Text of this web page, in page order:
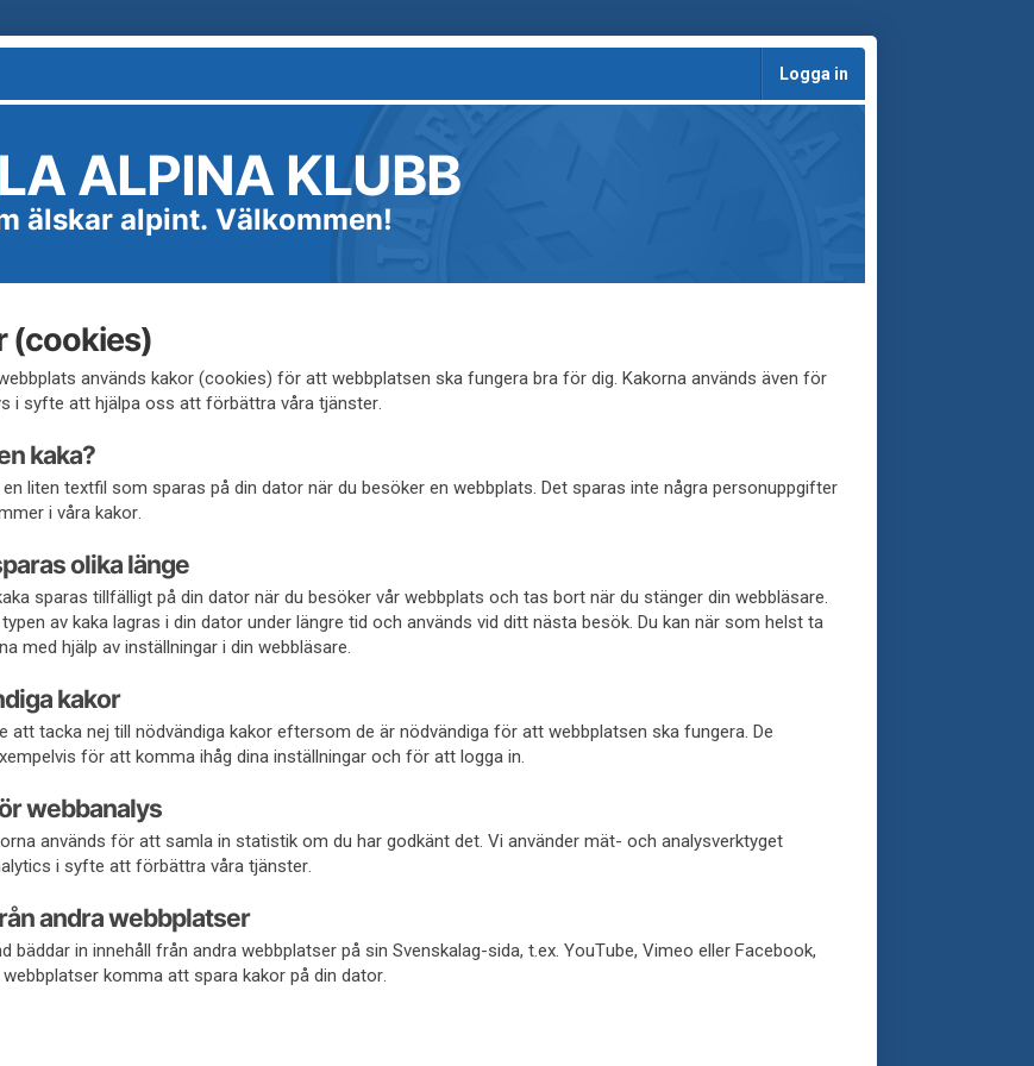
Logga in
ALPINA KLUBB
älskar alpint. Välkommen!
(cookies)
används kakor (cookies) för att webbplatsen ska fungera bra för dig. Kakorna används även för
i syfte att hjälpa oss att förbättra våra tjänster.
kaka?
en liten textfil som sparas på din dator när du besöker en webbplats. Det sparas inte några personuppgifter
i våra kakor.
olika länge
sparas tillfälligt på din dator när du besöker vår webbplats och tas bort när du stänger din webbläsare.
typen av kaka lagras i din dator under längre tid och används vid ditt nästa besök. Du kan när som helst ta
med hjälp av inställningar i din webbläsare.
kakor
att tacka nej till nödvändiga kakor eftersom de är nödvändiga för att webbplatsen ska fungera. De
för att komma ihåg dina inställningar och för att logga in.
webbanalys
används för att samla in statistik om du har godkänt det. Vi använder mät- och analysverktyget
i syfte att förbättra våra tjänster.
andra webbplatser
bäddar in innehåll från andra webbplatser på sin Svenskalag-sida, t.ex. YouTube, Vimeo eller Facebook,
komma att spara kakor på din dator.